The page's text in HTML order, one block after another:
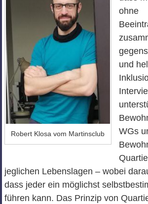
Robert Klosa vom Martinsclub
ohne
und
WGs
jeglichen Lebenslagen – wobei
dass jeder ein möglichst
führen kann. Das Prinzip von